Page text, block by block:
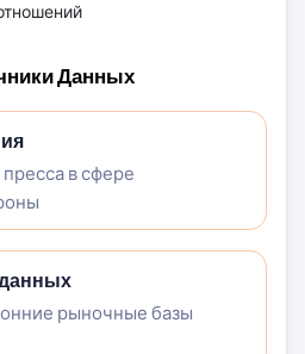
Данных
в сфере
рыночные базы